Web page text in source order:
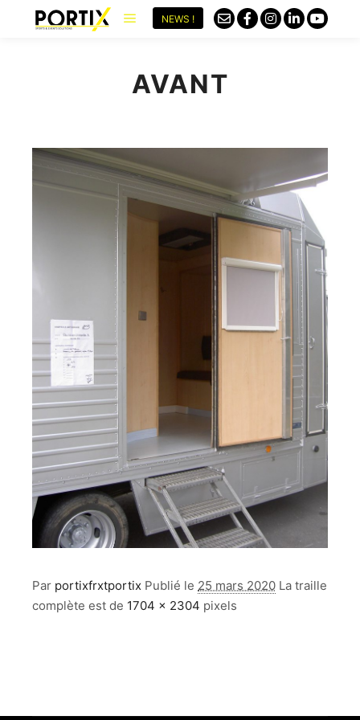
NEWS !
AVANT
Par portixfrxtportix Publié le 25 mars 2020 La traille
complète est de 1704 × 2304 pixels